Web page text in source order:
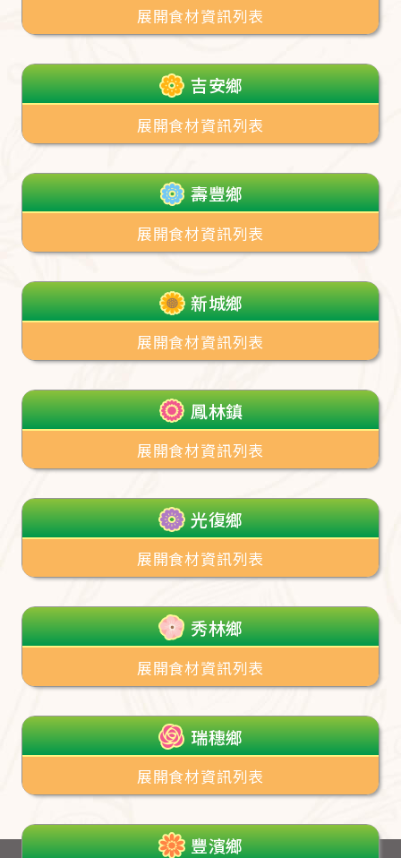
展開食材資訊列表
吉安鄉
展開食材資訊列表
壽豐鄉
展開食材資訊列表
新城鄉
展開食材資訊列表
鳳林鎮
展開食材資訊列表
光復鄉
展開食材資訊列表
秀林鄉
展開食材資訊列表
瑞穗鄉
展開食材資訊列表
豐濱鄉